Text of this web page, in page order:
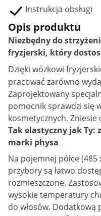
Instrukcja obsługi
Opis produktu
Niezbędny do
fryzjerski, który
Dzięki wózkowi
pracować zarówno
Zaprojektowany
pomocnik sprawdzi się
kosmetycznych. Zniesie
Tak elastyczny jak
marki physa
Na pojemnej półce
przybory są łatwo
rozmieszczone.
wysokie temperatury
do włosów.